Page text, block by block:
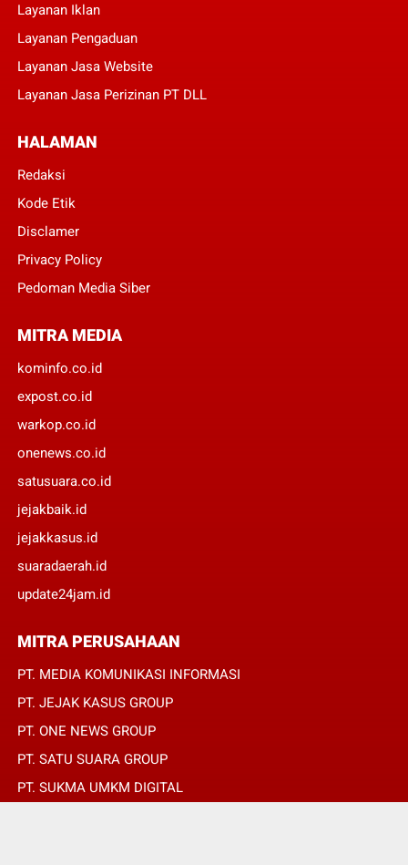
Layanan Iklan
Layanan Pengaduan
Layanan Jasa Website
Layanan Jasa Perizinan PT DLL
HALAMAN
Redaksi
Kode Etik
Disclamer
Privacy Policy
Pedoman Media Siber
MITRA MEDIA
kominfo.co.id
expost.co.id
warkop.co.id
onenews.co.id
satusuara.co.id
jejakbaik.id
jejakkasus.id
suaradaerah.id
update24jam.id
MITRA PERUSAHAAN
PT. MEDIA KOMUNIKASI INFORMASI
PT. JEJAK KASUS GROUP
PT. ONE NEWS GROUP
PT. SATU SUARA GROUP
PT. SUKMA UMKM DIGITAL